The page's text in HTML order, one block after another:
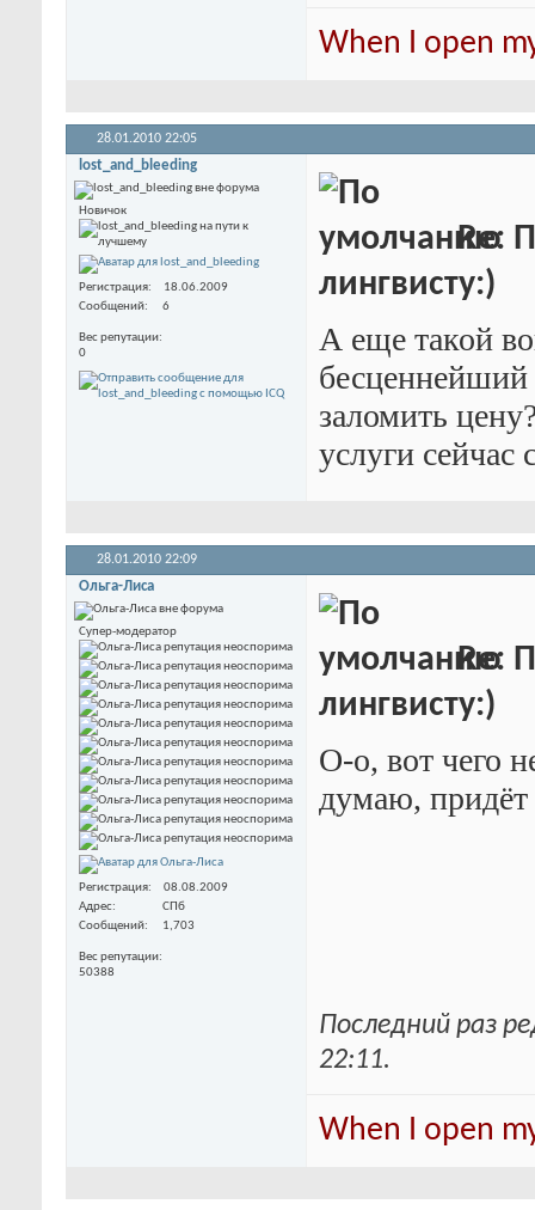
When I open
28.01.2010 22:05
lost_and_bleeding
Новичок
Регистрация
18.06.2009
Сообщений
6
Вес репутации
0
Re:
лингвисту:)
А еще такой
бесценнейший
заломить
услуги сейчас
28.01.2010 22:09
Ольга-Лиса
Супер-модератор
Регистрация
08.08.2009
Адрес
СПб
Сообщений
1,703
Вес репутации
50388
Re:
лингвисту:)
О-о, вот чего
думаю,
Последний раз
22:11.
When I open